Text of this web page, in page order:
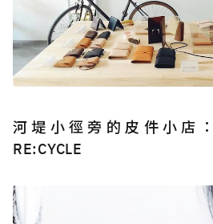
河堤小徑旁的皮件小店
RE:CYCLE